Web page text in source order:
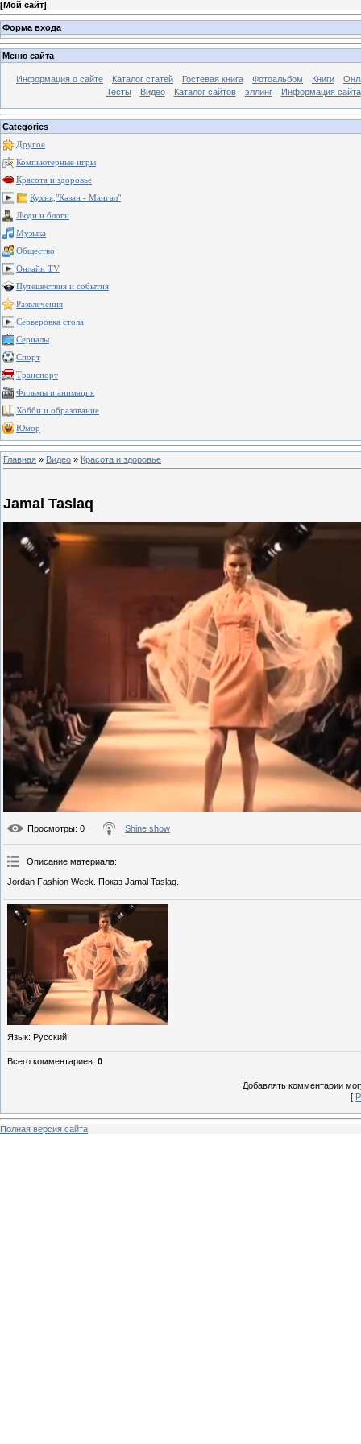
[Мой сайт]
Форма входа
Меню сайта
Информация о сайте Каталог статей Гостевая книга Фотоальбом Книги
Тесты
Видео Каталог сайтов эллинг Информация сайта
Categories
Другое
Компьютерные игры
Красота и здоровье
Кухня,"Казан - Мангал"
Люди и блоги
Музыка
Общество
Онлайн TV
Путешествия и события
Развлечения
Серверовка стола
Сериалы
Спорт
Транспорт
Фильмы и анимация
Хобби и образование
Юмор
Главная » Видео » Красота и здоровье
Jamal Taslaq
Просмотры: 0 Shine show
Описание материала:
Jordan Fashion Week. Показ Jamal Taslaq.
Язык: Русский
Всего комментариев: 0
Добавлять комментарии
[
Полная версия сайта